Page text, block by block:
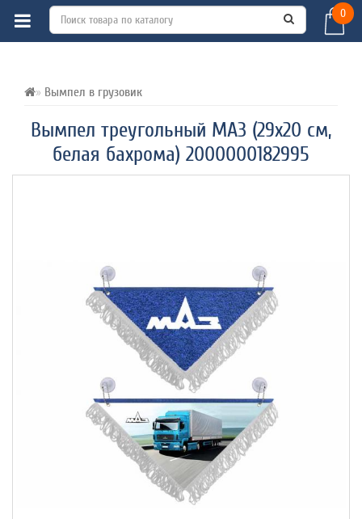
0
Вымпел в грузовик
Вымпел треугольный МАЗ (29х20 см,
белая бахрома) 2000000182995
ВСЕ О ТОВАРЕ ХАРАКТЕРИСТИКИ